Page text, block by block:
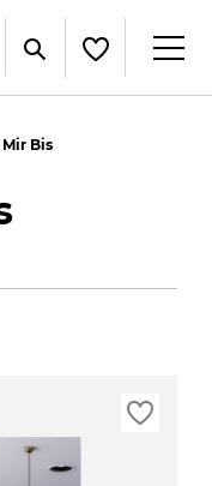
Mir Bis